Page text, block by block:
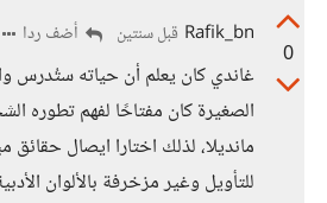
0
Rafik_bn قبل سنتين أضف ردا
غاندي كان يعلم أن حياته ستُدرس
الصغيرة كان مفتاحًا لفهم تطوره
مانديلا، لذلك اختارا ايصال
للتأويل وغير مزخرفة بالألوان